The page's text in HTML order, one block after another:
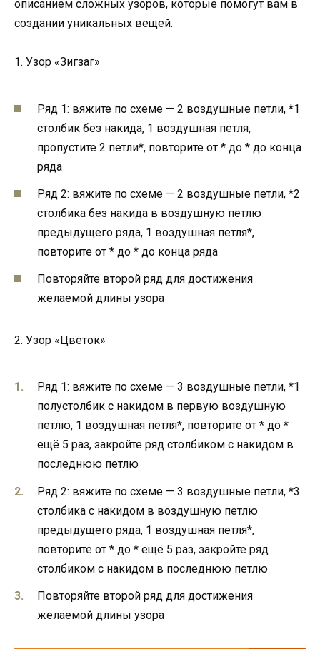
описанием сложных узоров, которые помогут вам в
создании уникальных вещей.
1. Узор «Зигзаг»
Ряд 1: вяжите по схеме — 2 воздушные петли, *1
столбик без накида, 1 воздушная петля,
пропустите 2 петли*, повторите от * до * до конца
ряда
Ряд 2: вяжите по схеме — 2 воздушные петли, *2
столбика без накида в воздушную петлю
предыдущего ряда, 1 воздушная петля*,
повторите от * до * до конца ряда
Повторяйте второй ряд для достижения
желаемой длины узора
2. Узор «Цветок»
Ряд 1: вяжите по схеме — 3 воздушные петли, *1
полустолбик с накидом в первую воздушную
петлю, 1 воздушная петля*, повторите от * до *
ещё 5 раз, закройте ряд столбиком с накидом в
последнюю петлю
Ряд 2: вяжите по схеме — 3 воздушные петли, *3
столбика с накидом в воздушную петлю
предыдущего ряда, 1 воздушная петля*,
повторите от * до * ещё 5 раз, закройте ряд
столбиком с накидом в последнюю петлю
Повторяйте второй ряд для достижения
желаемой длины узора